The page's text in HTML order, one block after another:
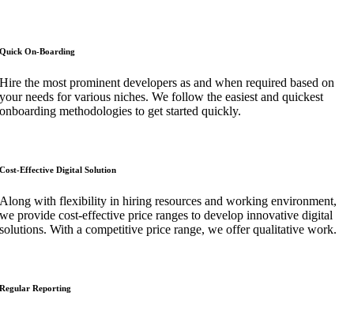
Quick On-Boarding
Hire the most prominent developers as and when required based on
your needs for various niches. We follow the easiest and quickest
onboarding methodologies to get started quickly.
Cost-Effective Digital Solution
Along with flexibility in hiring resources and working environment,
we provide cost-effective price ranges to develop innovative digital
solutions. With a competitive price range, we offer qualitative work.
Regular Reporting